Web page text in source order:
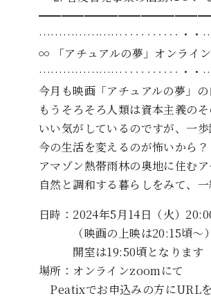
…………………‥‥‥‥‥・
∞ 「アチュアルの夢」オンライ
…………………‥‥‥‥‥・
今月も映画「アチュアルの夢」
もうそろそろ人類は資本主義の
いい気がしているのですが、一歩
今の生活を変えるのが怖いから？
アマゾン熱帯雨林の奥地に住む
自然と調和する暮らしをみて、一
日時：2024年5月14日（火）
（映画の上映は20:15頃～
開室は19:50頃となります
場所：オンラインzoomにて
Peatixでお申込みの方にURLを